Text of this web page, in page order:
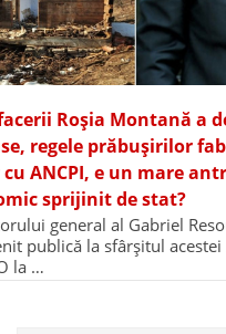
Roșia Montană a
regele prăbușirilor
ANCPI, e un mare
sprijinit de stat?
general al Gabriel
publică la sfârșitul
la …